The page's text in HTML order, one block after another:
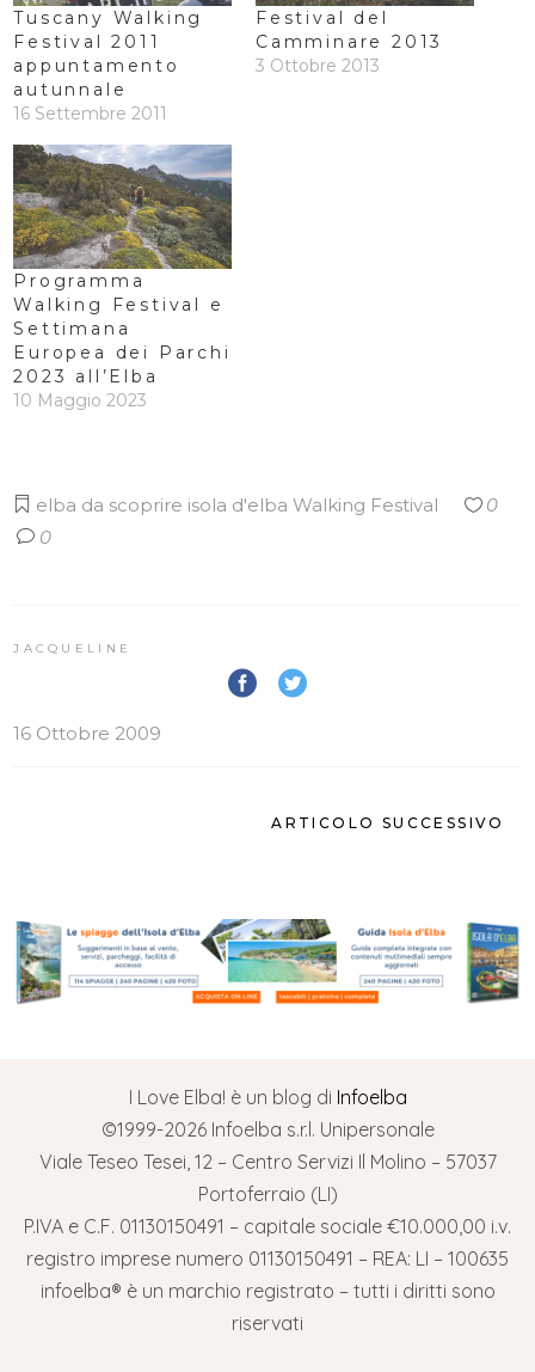
Tuscany Walking
Festival 2011
appuntamento
autunnale
16 Settembre 2011
Festival del
Camminare 2013
3 Ottobre 2013
Programma
Walking Festival e
Settimana
Europea dei Parchi
2023 all’Elba
10 Maggio 2023
elba da scoprire isola d'elba Walking Festival
0
0
JACQUELINE
16 Ottobre 2009
ARTICOLO SUCCESSIVO
I Love Elba! è un blog di Infoelba
©1999-2026 Infoelba s.r.l. Unipersonale
Viale Teseo Tesei, 12 – Centro Servizi Il Molino – 57037
Portoferraio (LI)
P.IVA e C.F. 01130150491 – capitale sociale €10.000,00 i.v.
registro imprese numero 01130150491 – REA: LI – 100635
infoelba® è un marchio registrato – tutti i diritti sono
riservati